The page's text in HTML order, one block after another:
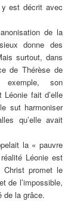
y est décrit avec
de la
donne des
surtout, dans
de Thérèse de
exemple, son
fait d’elle
sut harmoniser
qu’elle avait
la « pauvre
Léonie est
promet le
de l’impossible,
de la grâce.